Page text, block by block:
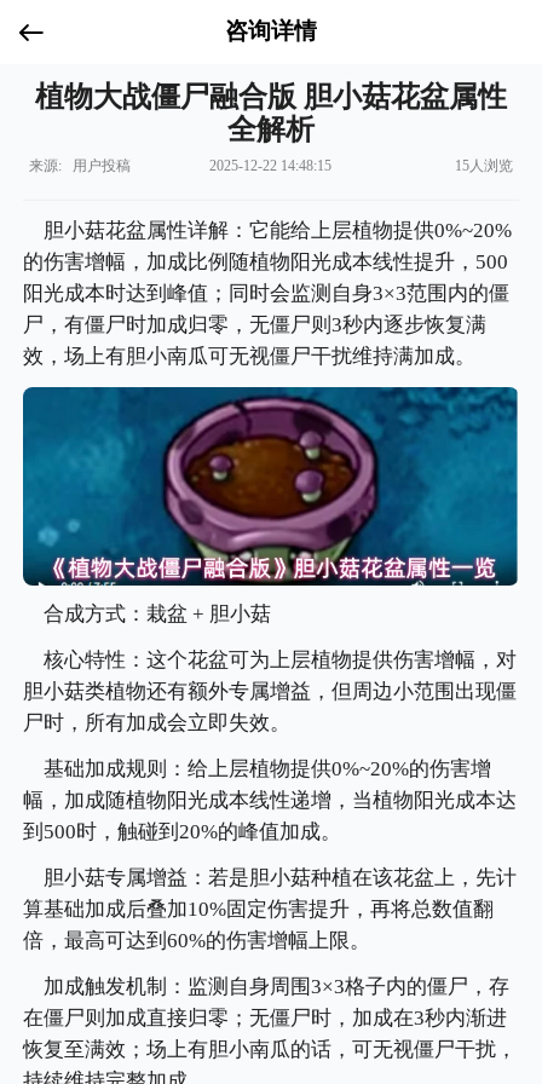
咨询详情
植物大战僵尸融合版 胆小菇花盆属性
全解析
来源: 用户投稿 2025-12-22 14:48:15 15人浏览
胆小菇花盆属性详解：它能给上层植物提供0%~20%
的伤害增幅，加成比例随植物阳光成本线性提升，500
阳光成本时达到峰值；同时会监测自身3×3范围内的僵
尸，有僵尸时加成归零，无僵尸则3秒内逐步恢复满
效，场上有胆小南瓜可无视僵尸干扰维持满加成。
合成方式：栽盆 + 胆小菇
核心特性：这个花盆可为上层植物提供伤害增幅，对
胆小菇类植物还有额外专属增益，但周边小范围出现僵
尸时，所有加成会立即失效。
基础加成规则：给上层植物提供0%~20%的伤害增
幅，加成随植物阳光成本线性递增，当植物阳光成本达
到500时，触碰到20%的峰值加成。
胆小菇专属增益：若是胆小菇种植在该花盆上，先计
算基础加成后叠加10%固定伤害提升，再将总数值翻
倍，最高可达到60%的伤害增幅上限。
加成触发机制：监测自身周围3×3格子内的僵尸，存
在僵尸则加成直接归零；无僵尸时，加成在3秒内渐进
恢复至满效；场上有胆小南瓜的话，可无视僵尸干扰，